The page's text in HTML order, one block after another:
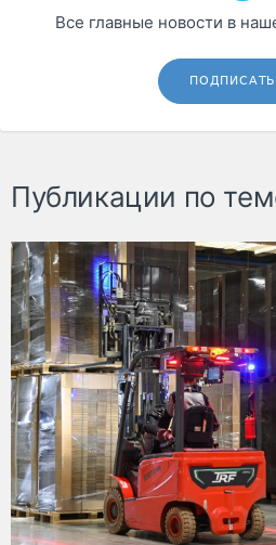
Все главные новости в
Публикации по